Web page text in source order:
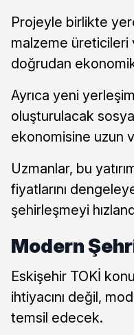
Projeyle birlikte
malzeme
doğrudan
Ayrıca yeni
oluşturulacak
ekonomisine uzun
Uzmanlar, bu
fiyatlarını
şehirleşmeyi
Modern
Eskişehir TOKİ
ihtiyacını değil,
temsil edecek.